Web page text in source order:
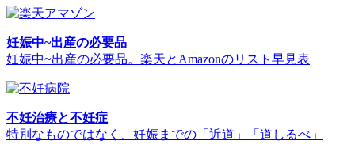
妊娠中~出産の必要品
妊娠中~出産の必要品。楽天とAmazonのリスト早見表
不妊治療と不妊症
特別なものではなく、妊娠までの「近道」「道しるべ」